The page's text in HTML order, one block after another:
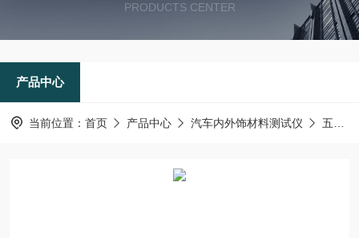
PRODUCTS CENTER
产品中心
当前位置： 首页 产品中心 汽车内外饰材料测试仪 五指刮擦测试仪